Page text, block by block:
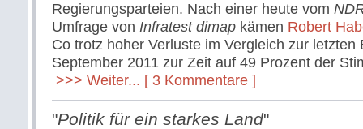
Regierungsparteien. Nach einer heute vom
Umfrage von Infratest dimap kämen Robert
Co trotz hoher Verluste im Vergleich zur letzten
September 2011 zur Zeit auf 49 Prozent der
>>> Weiter... [ 3 Kommentare ]
"Politik für ein starkes Land"